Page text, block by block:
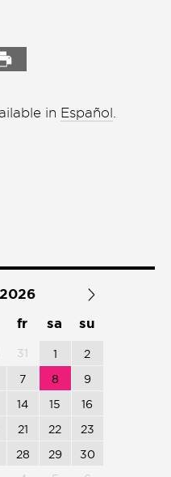
in Español
fr sa su
31 1
2
7 8
9
14 15
16
21 22
23
28 29
30